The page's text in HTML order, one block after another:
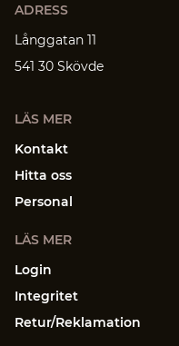
ADRESS
Långgatan 11
541 30 Skövde
LÄS MER
Kontakt
Hitta oss
Personal
LÄS MER
Login
Integritet
Retur/Reklamation